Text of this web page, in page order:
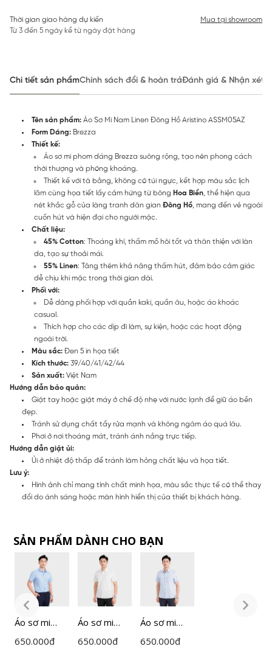
Thời gian giao hàng dự kiến
Từ 3 đến 5 ngày kể từ ngày đặt hàng
Mua tại showroom
Chi tiết sản phẩmChính sách đổi & hoàn trảĐánh giá & Nhận xét
Tên sản phẩm: Áo Sơ Mi Nam Linen Đông Hồ Aristino ASSM05AZ
Form Dáng: Brezza
Thiết kế:
Áo sơ mi phom dáng Brezza suông rộng, tạo nên phong cách
thời thượng và phóng khoáng.
Thiết kế với tà bằng, không có túi ngực, kết hợp màu sắc lịch
lãm cùng họa tiết lấy cảm hứng từ bông Hoa Biển, thể hiện qua
nét khắc gỗ của làng tranh dân gian Đông Hồ, mang đến vẻ ngoài
cuốn hút và hiện đại cho người mặc.
Chất liệu:
45% Cotton: Thoáng khí, thấm mồ hôi tốt và thân thiện với làn
da, tạo sự thoải mái.
55% Linen: Tăng thêm khả năng thấm hút, đảm bảo cảm giác
dễ chịu khi mặc trong thời gian dài.
Phối với:
Dễ dàng phối hợp với quần kaki, quần âu, hoặc áo khoác
casual.
Thích hợp cho các dịp đi làm, sự kiện, hoặc các hoạt động
ngoài trời.
Màu sắc: Đen 5 in họa tiết
Kích thước: 39/40/41/42/44
Sản xuất: Việt Nam
Hướng dẫn bảo quản:
Giặt tay hoặc giặt máy ở chế độ nhẹ với nước lạnh để giữ áo bền
đẹp.
Tránh sử dụng chất tẩy rửa mạnh và không ngâm áo quá lâu.
Phơi ở nơi thoáng mát, tránh ánh nắng trực tiếp.
Hướng dẫn giặt ủi:
Ủi ở nhiệt độ thấp để tránh làm hỏng chất liệu và họa tiết.
Lưu ý:
Hình ảnh chỉ mang tính chất minh họa, màu sắc thực tế có thể thay
đổi do ánh sáng hoặc màn hình hiển thị của thiết bị khách hàng.
SẢN PHẨM DÀNH CHO BẠN
Áo sơ mi
ngắn tay
650.000đ
Áo sơ mi
ngắn tay
650.000đ
Áo sơ mi
ngắn tay
650.000đ